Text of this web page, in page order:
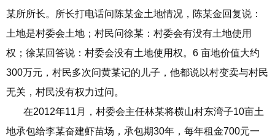
某所所长。所长打电话问陈某金土地情况，陈某金回复说：
土地是村委会土地；村民问徐某：村委会有没有土地使用
权；徐某回答说：村委会没有土地使用权。6 亩地价值大约
300万元，村民多次问黄某记的儿子，他都说以村变卖与村民
无关，村民没有权力过问。
在2012年11月，村委会主任林某将横山村东湾子10亩土
地承包给李某奋建虾苗场，承包期30年，每年租金700元一